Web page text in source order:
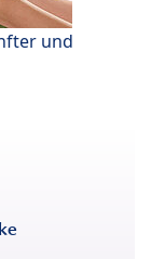
und